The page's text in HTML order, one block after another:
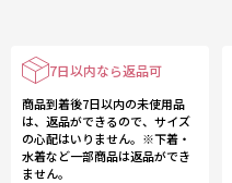
7日以内なら返品可
商品到着後7日以内の未使用品
は、返品ができるので、サイズ
の心配はいりません。※下着・
水着など一部商品は返品ができ
ません。